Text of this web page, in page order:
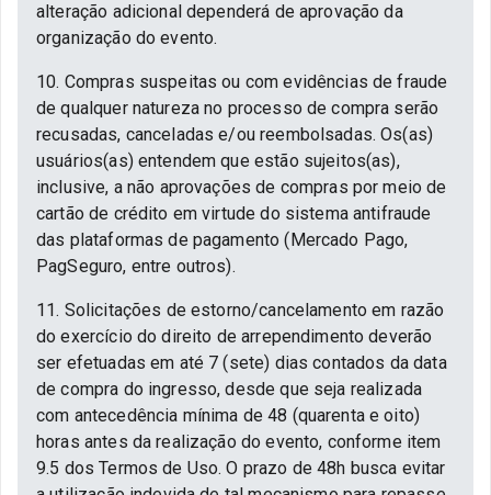
alteração adicional dependerá de aprovação da
organização do evento.
10. Compras suspeitas ou com evidências de fraude
de qualquer natureza no processo de compra serão
recusadas, canceladas e/ou reembolsadas. Os(as)
usuários(as) entendem que estão sujeitos(as),
inclusive, a não aprovações de compras por meio de
cartão de crédito em virtude do sistema antifraude
das plataformas de pagamento (Mercado Pago,
PagSeguro, entre outros).
11. Solicitações de estorno/cancelamento em razão
do exercício do direito de arrependimento deverão
ser efetuadas em até 7 (sete) dias contados da data
de compra do ingresso, desde que seja realizada
com antecedência mínima de 48 (quarenta e oito)
horas antes da realização do evento, conforme item
9.5 dos Termos de Uso. O prazo de 48h busca evitar